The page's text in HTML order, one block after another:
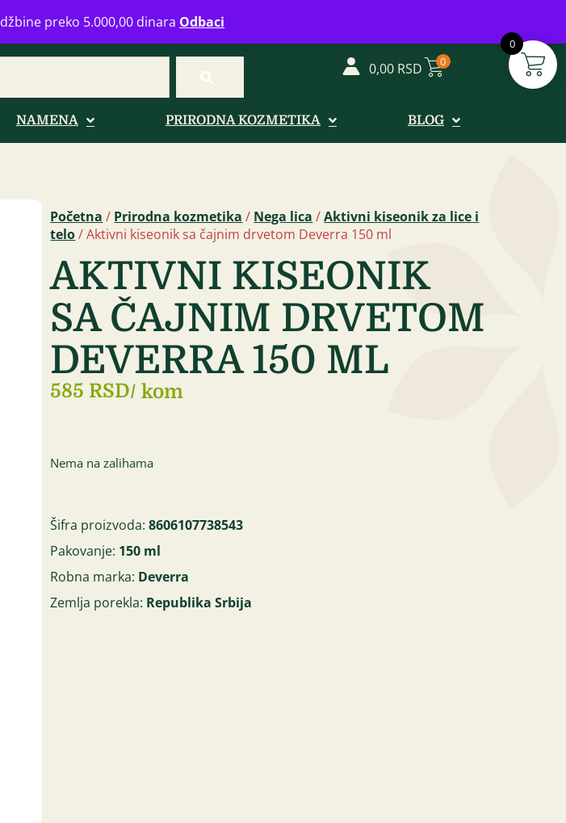
preko 5.000,00 dinara Odbaci
0
+381 (0)11 770 39 61Radno vreme: Ponedeljak - Petak od 08-20h
0,00 RSD 0
NAMENA PRIRODNA KOZMETIKA BLOG
Početna / Prirodna kozmetika / Nega lica /Aktivni kiseonik za lice i
telo/ Aktivni kiseonik sa čajnim drvetom Deverra 150 ml
AKTIVNI KISEONIK
SA ČAJNIM DRVETOM
DEVERRA 150 ML
585 RSD/ kom
Nema na zalihama
Šifra proizvoda:8606107738543
Pakovanje: 150 ml
Robna marka: Deverra
Zemlja porekla: Republika Srbija